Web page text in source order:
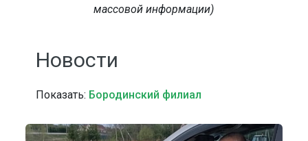
массовой информации)
Новости
Показать: Бородинский филиал